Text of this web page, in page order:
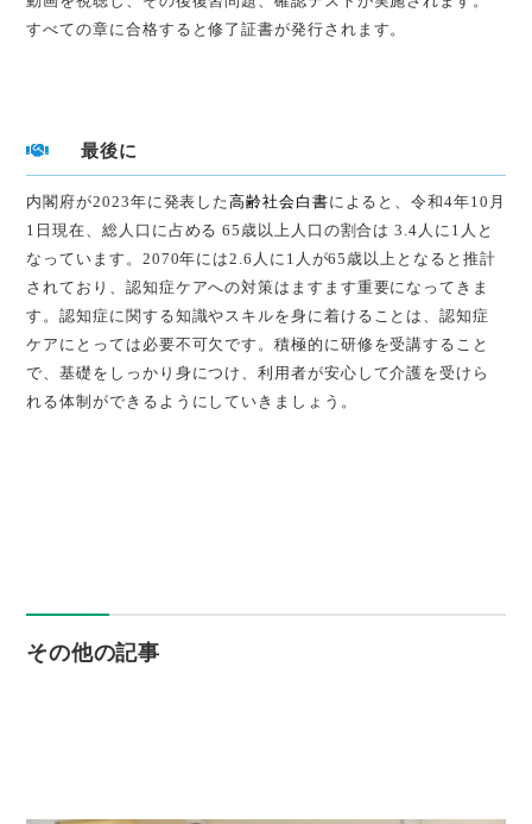
すべての章に合格すると修了証書が発行されます。
最後に
内閣府が2023年に発表した高齢社会白書によると、令和4年10月
1日現在、総人口に占める 65歳以上人口の割合は 3.4人に1人と
なっています。2070年には2.6人に1人が65歳以上となると推計
されており、認知症ケアへの対策はますます重要になってきま
す。認知症に関する知識やスキルを身に着けることは、認知症
ケアにとっては必要不可欠です。積極的に研修を受講すること
で、基礎をしっかり身につけ、利用者が安心して介護を受けら
れる体制ができるようにしていきましょう。
その他の記事